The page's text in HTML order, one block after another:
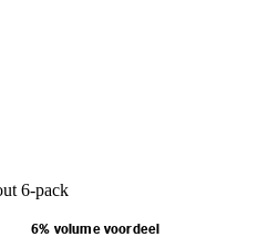
6-pack
6% volume voordeel